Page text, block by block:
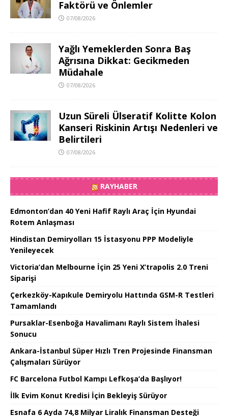
Faktörü ve Önlemler
07/08/2026
Yağlı Yemeklerden Sonra Baş
Ağrısına Dikkat: Gecikmeden
Müdahale
07/08/2026
Uzun Süreli Ülseratif Kolitte Kolon
Kanseri Riskinin Artışı Nedenleri ve
Belirtileri
07/08/2026
RAYHABER
Edmonton’dan 40 Yeni Hafif Raylı Araç İçin Hyundai
Rotem Anlaşması
Hindistan Demiryolları 15 İstasyonu PPP Modeliyle
Yenileyecek
Victoria’dan Melbourne İçin 25 Yeni X’trapolis 2.0 Treni
Siparişi
Çerkezköy-Kapıkule Demiryolu Hattında GSM-R Testleri
Tamamlandı
Pursaklar-Esenboğa Havalimanı Raylı Sistem İhalesi
Sonucu
Ankara-İstanbul Süper Hızlı Tren Projesinde Finansman
Çalışmaları Sürüyor
FC Barcelona Futbol Kampı Lefkoşa’da Başlıyor!
İlk Evim Konut Kredisi İçin Bekleyiş Sürüyor
Esnafa 6 Ayda 74,8 Milyar Liralık Finansman Desteği